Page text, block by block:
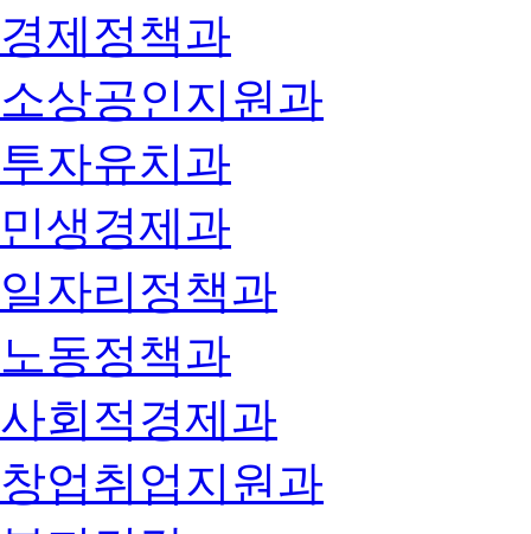
경제정책과
소상공인지원과
투자유치과
민생경제과
일자리정책과
노동정책과
사회적경제과
창업취업지원과